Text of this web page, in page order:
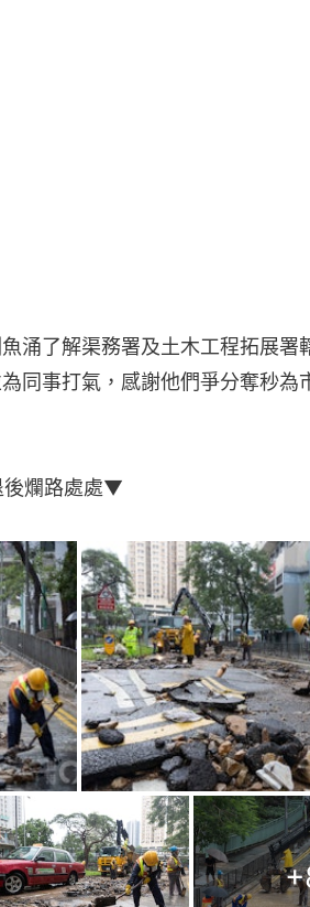
涌了解渠務署及土木工程拓展署
同事打氣，感謝他們爭分奪秒為
爛路處處▼
+